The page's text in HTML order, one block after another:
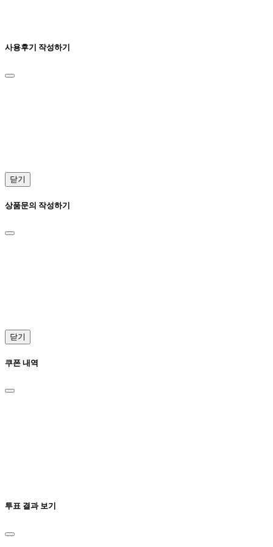
사용후기 작성하기
닫기
상품문의 작성하기
닫기
쿠폰 내역
투표 결과 보기